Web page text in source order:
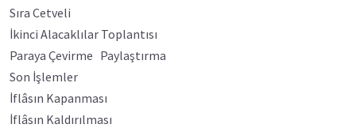
Sıra Cetveli
İkinci Alacaklılar Toplantısı
Paraya Çevirme Paylaştırma
Son İşlemler
İflâsın Kapanması
İflâsın Kaldırılması